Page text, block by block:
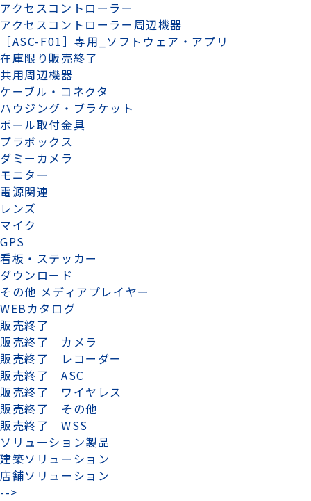
アクセスコントローラー
アクセスコントローラー周辺機器
［ASC-F01］専用_ソフトウェア・アプリ
在庫限り販売終了
共用周辺機器
ケーブル・コネクタ
ハウジング・ブラケット
ポール取付金具
プラボックス
ダミーカメラ
モニター
電源関連
レンズ
マイク
GPS
看板・ステッカー
ダウンロード
その他 メディアプレイヤー
WEBカタログ
販売終了
販売終了 カメラ
販売終了 レコーダー
販売終了 ASC
販売終了 ワイヤレス
販売終了 その他
販売終了 WSS
ソリューション製品
建築ソリューション
店舗ソリューション
-->